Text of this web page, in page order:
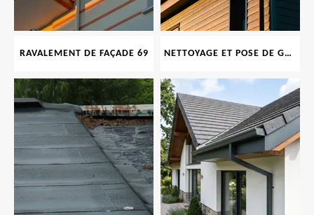
RAVALEMENT DE FAÇADE 69 NETTOYAGE ET POSE DE GOUTTIÈRE 69